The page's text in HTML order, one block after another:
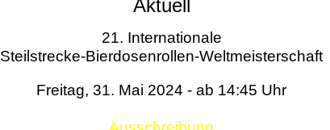
Aktuell
21. Internationale
Steilstrecke-Bierdosenrollen-Weltmeisterschaft
Freitag, 31. Mai 2024 - ab 14:45 Uhr